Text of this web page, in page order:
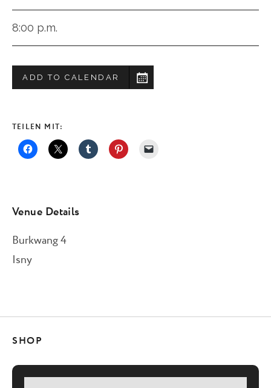
8:00 p.m.
ADD TO CALENDAR
TEILEN MIT:
Venue Details
Burkwang 4
Isny
SHOP